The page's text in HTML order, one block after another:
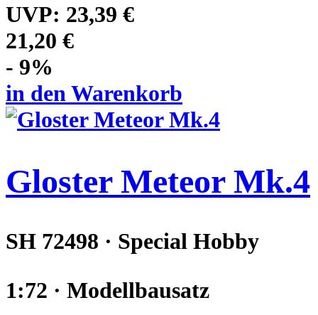
UVP: 23,39 €
21,20 €
- 9%
in den Warenkorb
Gloster Meteor Mk.4
SH 72498 · Special Hobby
1:72 · Modellbausatz